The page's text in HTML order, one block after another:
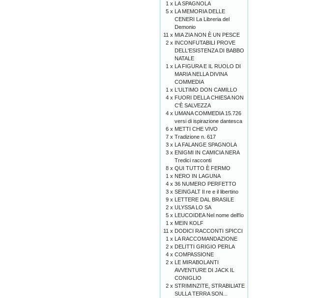
1 x LA SPAGNOLA
5 x LA MEMORIA DELLE
CENERI La Libreria del
Demonio
11 x MIA ZIA NON È UN PESCE
2 x INCONFUTABILI PROVE
DELL'ESISTENZA DI BABBO
NATALE
1 x LA FIGURA E IL RUOLO DI
MARIA NELLA DIVINA
COMMEDIA
1 x L'ULTIMO DON CAMILLO
4 x FUORI DELLA CHIESA NON
C'È SALVEZZA
4 x UMANA COMMEDIA 15.726
versi di ispirazione dantesca
6 x METTI CHE VIVO
7 x Tradizione n. 617
3 x LA FALANGE SPAGNOLA
3 x ENIGMI IN CAMICIA NERA
Tredici racconti
8 x QUI TUTTO È FERMO
1 x NERO IN LAGUNA
4 x 36 NUMERO PERFETTO
3 x SEINGALT Il re e il libertino
9 x LETTERE DAL BRASILE
2 x ULYSSA LO SA
5 x LEUCOIDEA Nel nome dell'Io
1 x MEIN KOLF
11 x DODICI RACCONTI SPICCI
1 x LA RACCOMANDAZIONE
2 x DELITTI GRIGIO PERLA
4 x COMPASSIONE
2 x LE MIRABOLANTI
AVVENTURE DI JACK IL
CONIGLIO
2 x STRIMINZITE, STRABILIATE
SULLA TERRA SON...